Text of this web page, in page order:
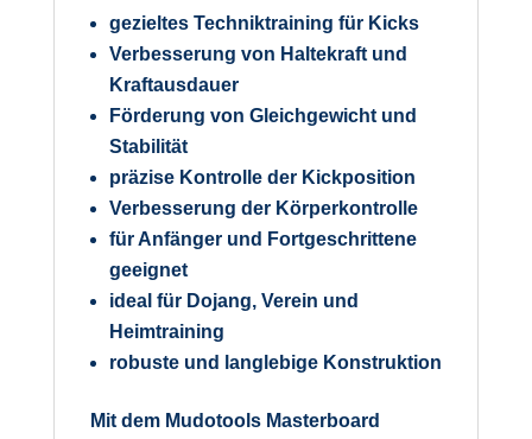
gezieltes Techniktraining für Kicks
Verbesserung von Haltekraft und
Kraftausdauer
Förderung von Gleichgewicht und
Stabilität
präzise Kontrolle der Kickposition
Verbesserung der Körperkontrolle
für Anfänger und Fortgeschrittene
geeignet
ideal für Dojang, Verein und
Heimtraining
robuste und langlebige Konstruktion
Mit dem Mudotools Masterboard